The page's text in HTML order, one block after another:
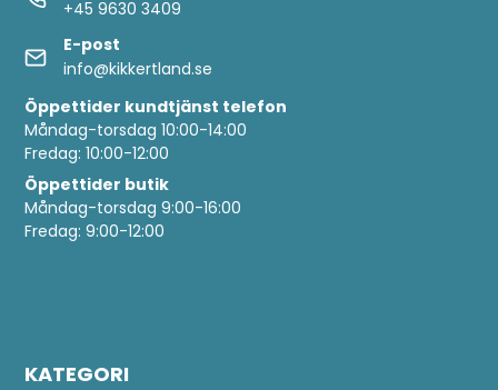
+45 9630 3409
E-post
info@kikkertland.se
Öppettider kundtjänst telefon
Måndag-torsdag 10:00-14:00
Fredag: 10:00-12:00
Öppettider butik
Måndag-torsdag 9:00-16:00
Fredag: 9:00-12:00
KATEGORI